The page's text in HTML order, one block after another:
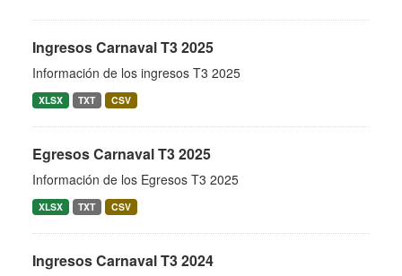
Ingresos Carnaval T3 2025
Información de los ingresos T3 2025
XLSX TXT CSV
Egresos Carnaval T3 2025
Información de los Egresos T3 2025
XLSX TXT CSV
Ingresos Carnaval T3 2024